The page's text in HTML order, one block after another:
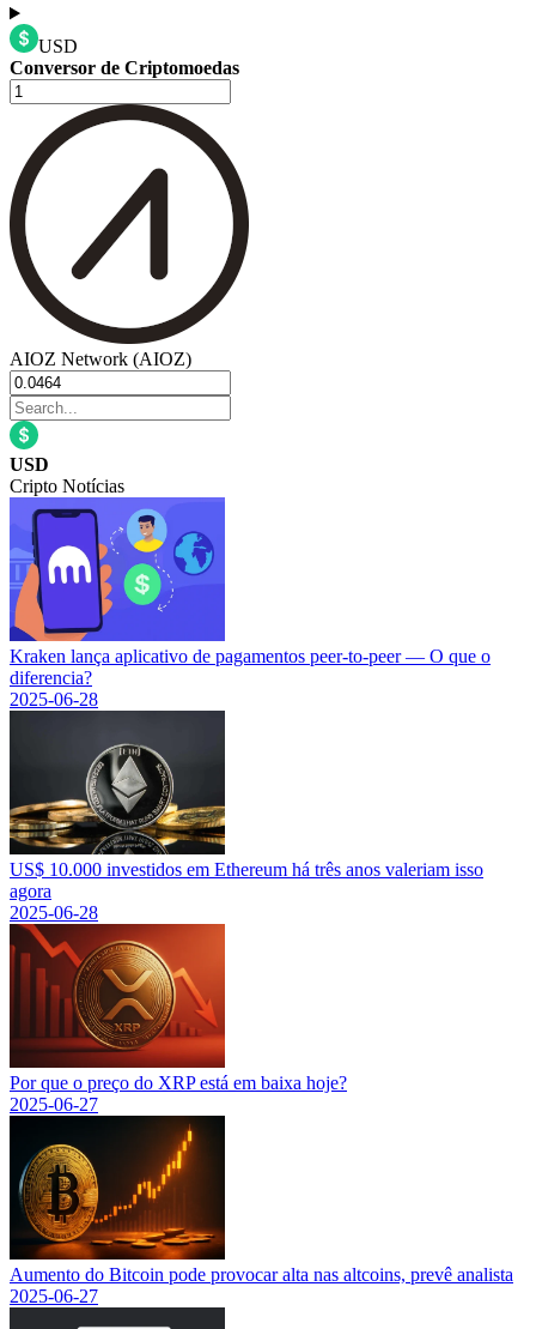
USD
Conversor de Criptomoedas
AIOZ Network (AIOZ)
USD
Cripto Notícias
Kraken lança aplicativo de pagamentos peer-to-peer — O que o
diferencia?
2025-06-28
US$ 10.000 investidos em Ethereum há três anos valeriam isso
agora
2025-06-28
Por que o preço do XRP está em baixa hoje?
2025-06-27
Aumento do Bitcoin pode provocar alta nas altcoins, prevê analista
2025-06-27